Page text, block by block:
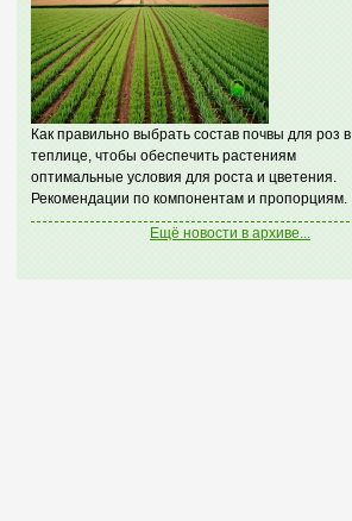
Как правильно выбрать состав почвы для роз в
теплице, чтобы обеспечить растениям
оптимальные условия для роста и цветения.
Рекомендации по компонентам и пропорциям.
Ещё новости в архиве...